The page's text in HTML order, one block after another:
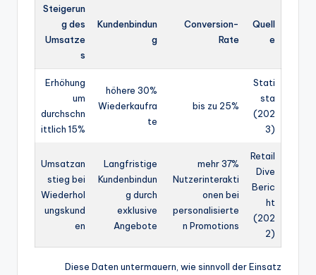
Quell
e
Conversion-
Rate
Kundenbindun
g
Steigerun
g des
Umsatze
s
Stati
sta
(202
3)
bis zu 25%
30% höhere
Wiederkaufra
te
Erhöhung
um
durchschn
ittlich 15%
Retail
Dive
Beric
ht
(202
2)
37% mehr
Nutzerinterakti
onen bei
personalisierte
n Promotions
Langfristige
Kundenbindun
g durch
exklusive
Angebote
Umsatzan
stieg bei
Wiederhol
ungskund
en
Diese Daten untermauern, wie sinnvoll der Einsatz